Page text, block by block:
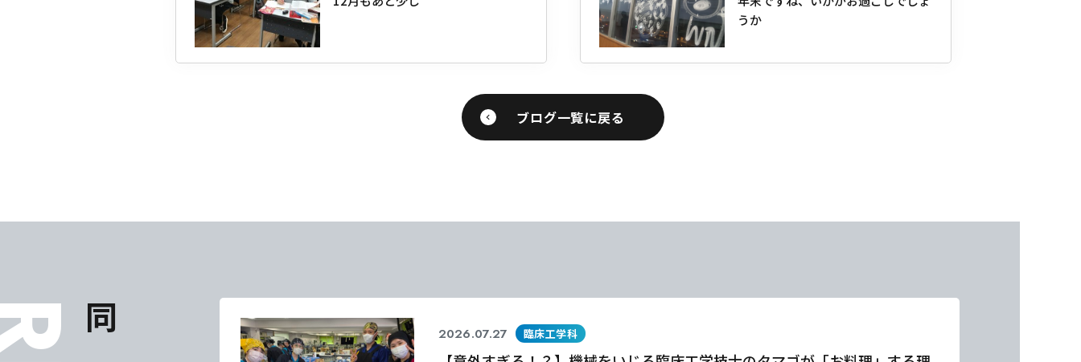
うか
ブログ一覧に戻る
2026.07.27 臨床工学科
東海医療科学
専門学校 専門学校
東海医療科学
専門学校 専門学校
東海医療科学
専門学校 専門学校
東海医療科学
専門学校 専門学校